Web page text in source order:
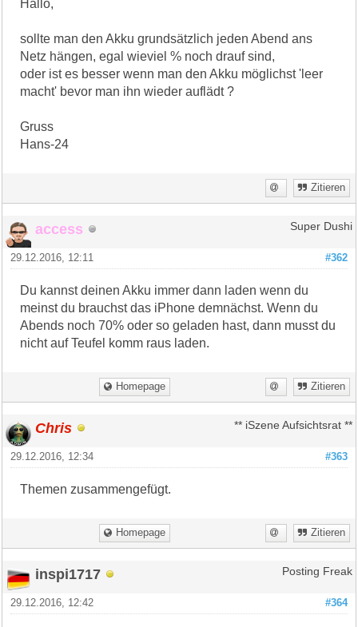
Hallo,
sollte man den Akku grundsätzlich jeden Abend ans
Netz hängen, egal wieviel % noch drauf sind,
oder ist es besser wenn man den Akku möglichst 'leer
macht' bevor man ihn wieder auflädt ?
Gruss
Hans-24
Zitieren
access Super Dushi
#362
29.12.2016, 12:11
Du kannst deinen Akku immer dann laden wenn du
meinst du brauchst das iPhone demnächst. Wenn du
Abends noch 70% oder so geladen hast, dann musst du
nicht auf Teufel komm raus laden.
Homepage Zitieren
Chris ** iSzene Aufsichtsrat **
#363
29.12.2016, 12:34
Themen zusammengefügt.
Homepage Zitieren
inspi1717 Posting Freak
#364
29.12.2016, 12:42